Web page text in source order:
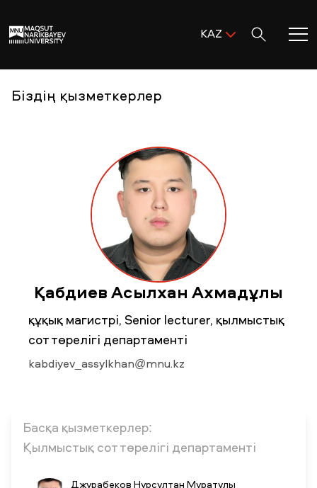
KAZ
Басты бет
Академиялық өмір
Зерттеу және ғылым
Оқуға қабылдау және қолдау
MNU тынысы
ЖАҢАЛЫҚТАРБАҚ БІЗ ТУРАЛЫЖҰМЫС ОРЫНДАРЫ
Біздің қызметкерлер
Қабдиев Асылхан Ахмадұлы
құқық магистрі, Senior lecturer, қылмыстық
сот төрелігі департаменті
kabdiyev_assylkhan@mnu.kz
Басқа қызметкерлер:
Қылмыстық сот төрелігі департаменті
Джурабеков Нурсултан Муратулы